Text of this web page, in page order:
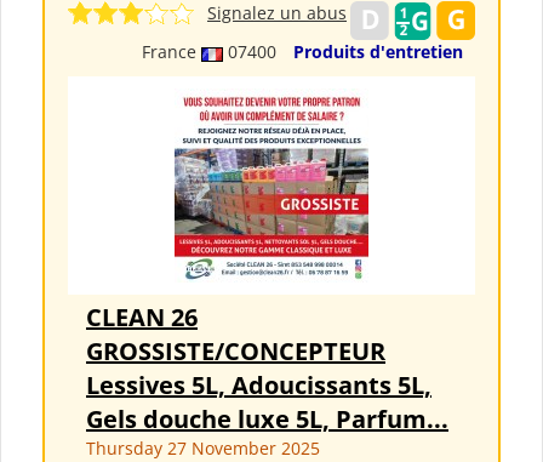
France 07400 Produits d'entretien
Signalez un abus
CLEAN 26
GROSSISTE/CONCEPTEUR
Lessives 5L, Adoucissants 5L,
Gels douche luxe 5L, Parfum...
Thursday 27 November 2025